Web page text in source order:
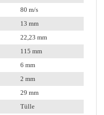
80 m/s
13 mm
22,23 mm
115 mm
6 mm
2 mm
29 mm
Tülle